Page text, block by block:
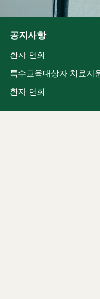
공지사항
환자 면회
환자 면회